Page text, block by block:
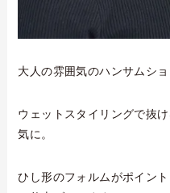
大人の雰囲気のハンサムショ
ウェットスタイリングで抜
気に。
ひし形のフォルムがポイン